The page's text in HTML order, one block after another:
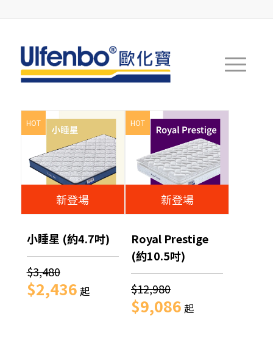
HOT
新登場
小睡星 (約4.7吋)
$3,480
$2,436 起
HOT
新登場
Royal Prestige
(約10.5吋)
$12,980
$9,086 起